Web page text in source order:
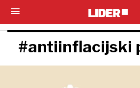
#antiinflacijski